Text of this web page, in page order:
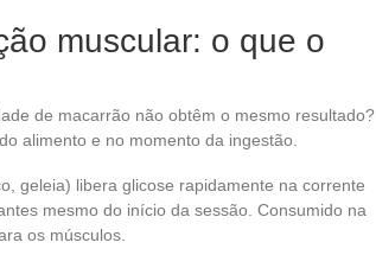
muscular: o que o
de macarrão não obtêm o mesmo resultado?
alimento e no momento da ingestão.
geleia) libera glicose rapidamente na corrente
mesmo do início da sessão. Consumido na
os músculos.